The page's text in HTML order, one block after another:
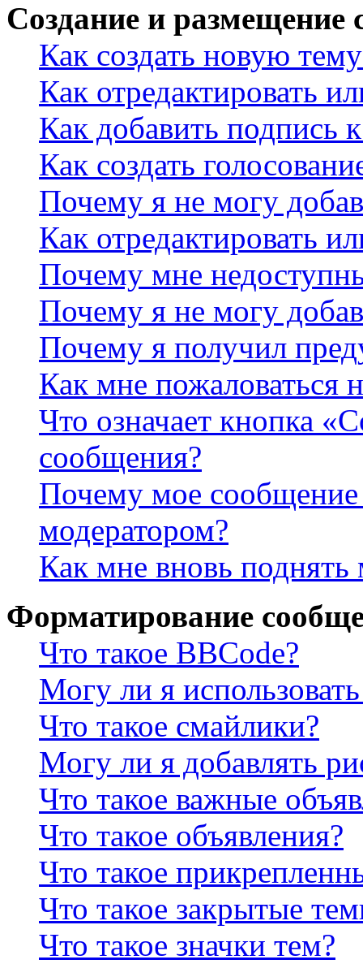
Создание и размещение
Как создать новую
Как отредактировать
Как добавить подпись
Как создать
Почему я не могу
Как отредактировать
Почему мне
Почему я не могу
Почему я получил
Как мне пожаловаться
Что означает кнопка
сообщения?
Почему мое сообщение
модератором?
Как мне вновь
Форматирование
Что такое BBCode?
Могу ли я
Что такое смайлики?
Могу ли я добавлять
Что такое важные
Что такое объявления?
Что такое
Что такое закрытые
Что такое значки тем?